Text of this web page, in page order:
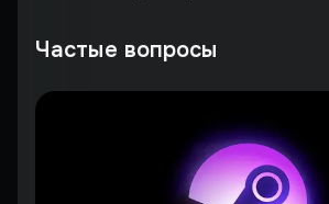
Частые вопросы